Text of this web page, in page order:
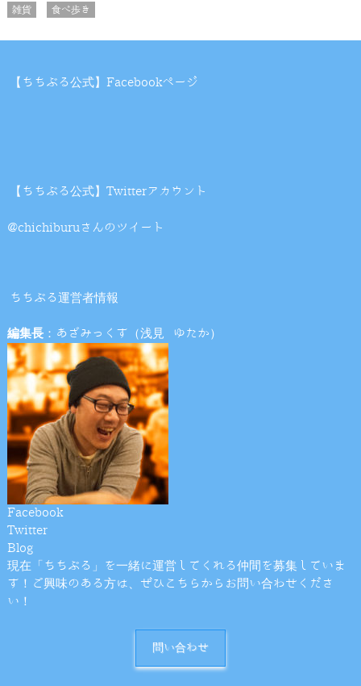
雑貨
食べ歩き
【ちちぶる公式】Facebookページ
【ちちぶる公式】Twitterアカウント
@chichiburuさんのツイート
ちちぶる運営者情報
編集長：あざみっくす（浅見 ゆたか）
Facebook
Twitter
Blog
現在「ちちぶる」を一緒に運営してくれる仲間を募集していま
す！ご興味のある方は、ぜひこちらからお問い合わせくださ
い！
問い合わせ